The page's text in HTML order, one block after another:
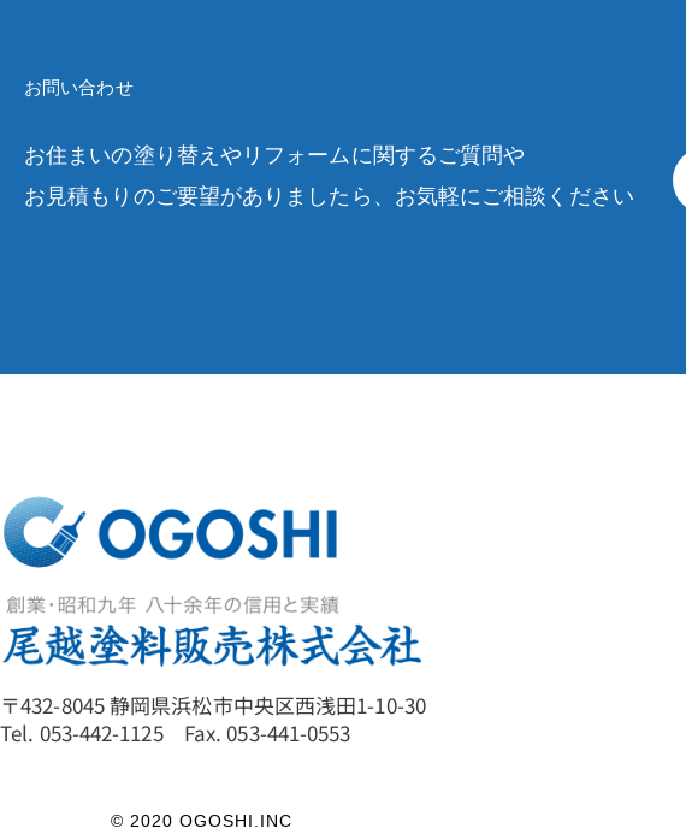
お問い合わせ
お住まいの塗り替えやリフォームに関するご質問や
お見積もりのご要望がありましたら、お気軽にご相談ください
〒432-8045 静岡県浜松市中央区西浅田1-10-30
Tel. 053-442-1125 Fax. 053-441-0553
© 2020 OGOSHI.INC